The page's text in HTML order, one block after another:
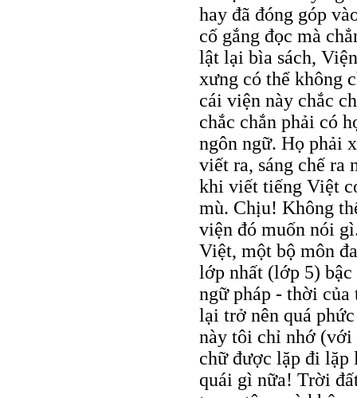
hay đã đóng góp
cố gắng đọc mà
lật lại bìa sách,
xưng có thể không
cái viện này chắc
chắc chắn phải có
ngôn ngữ. Họ phải
viết ra, sáng chế ra
khi viết tiếng Việt
mù. Chịu! Không
viện đó muốn nói
Việt, một bộ môn
lớp nhất (lớp 5)
ngữ pháp - thời
lại trở nên quá
này tôi chỉ nhớ (với
chữ được lặp đi lặp
quái gì nữa! Trời